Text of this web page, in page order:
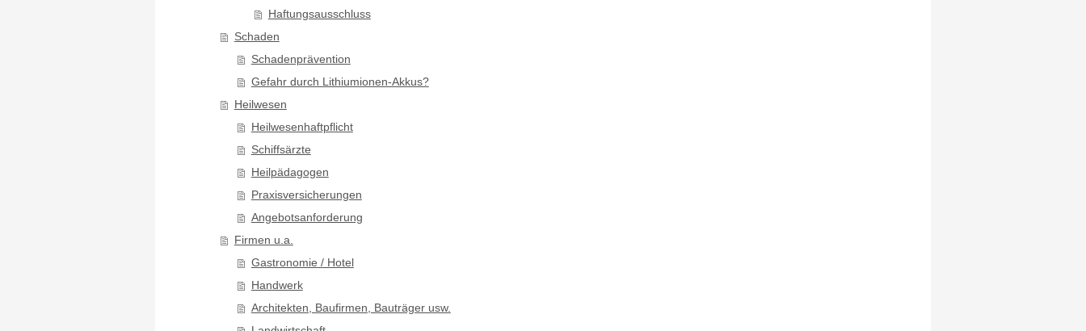
Haftungsausschluss
Schaden
Schadenprävention
Gefahr durch Lithiumionen-Akkus?
Heilwesen
Heilwesenhaftpflicht
Schiffsärzte
Heilpädagogen
Praxisversicherungen
Angebotsanforderung
Firmen u.a.
Gastronomie / Hotel
Handwerk
Architekten, Baufirmen, Bauträger usw.